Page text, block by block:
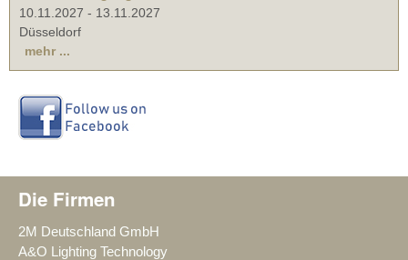
10.11.2027 - 13.11.2027
Düsseldorf
mehr ...
Die Firmen
2M Deutschland GmbH
A&O Lighting Technology